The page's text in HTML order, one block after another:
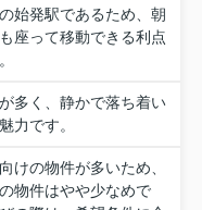
始発駅であるため、朝
座って移動できる利点
多く、静かで落ち着い
力です。
けの物件が多いため、
物件はやや少なめで